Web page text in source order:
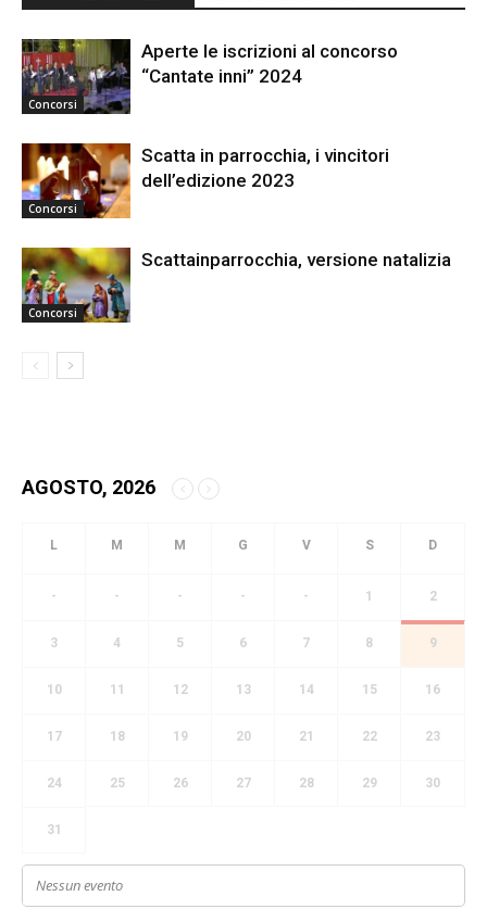
Concorsi
Aperte le iscrizioni al concorso
“Cantate inni” 2024
Concorsi
Scatta in parrocchia, i vincitori
dell’edizione 2023
Concorsi
Scattainparrocchia, versione natalizia
AGOSTO, 2026
- - - - - 1 2
3 4 5 6 7 8 9
10 11 12 13 14 15 16
17 18 19 20 21 22 23
24 25 26 27 28 29 30
31
Nessun evento